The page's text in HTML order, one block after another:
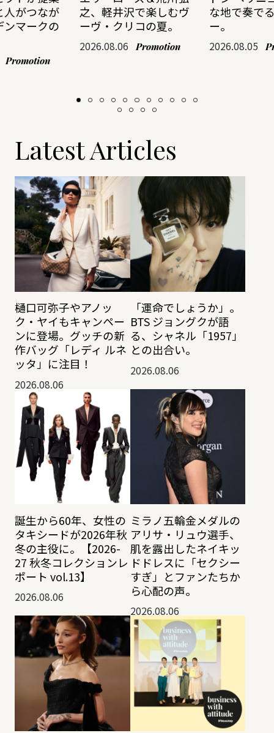
人がつなが
ンマークの
Promotion
之、軽井沢で楽しむヴ
ーヴ・クリコの夏。
2026.08.06 Promotion
な地で奏で
ー。
2026.08.05
Latest Articles
樋口可弥子やアノッ
ク・ヤイもキャンペー
ンに登場。グッチの新
作バッグ「レディ ルネ
ッタ」に注目！
2026.08.06
「運命でしょうか」。
BTS ジョングクが語
る、シャネル「1957」
との出合い。
2026.08.06
誕生から60年、女性の
タキシードが2026年秋
冬の主役に。【2026-
27 秋冬コレクションレ
ポート vol.13】
2026.08.06
ミラノ五輪金メダルの
アリサ・リュウ選手、
肌を露出したネイキッ
ドドレスに「セクシー
すぎ」とファンたちか
ら心配の声。
2026.08.06